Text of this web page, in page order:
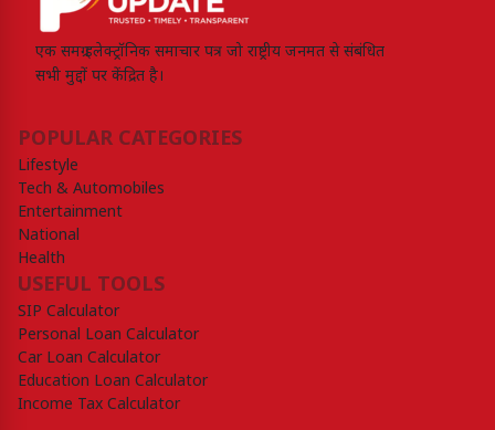
एक समग्र इलेक्ट्रॉनिक समाचार पत्र जो राष्ट्रीय जनमत से संबंधित
सभी मुद्दों पर केंद्रित है।
POPULAR CATEGORIES
Lifestyle
Tech & Automobiles
Entertainment
National
Health
USEFUL TOOLS
SIP Calculator
Personal Loan Calculator
Car Loan Calculator
Education Loan Calculator
Income Tax Calculator